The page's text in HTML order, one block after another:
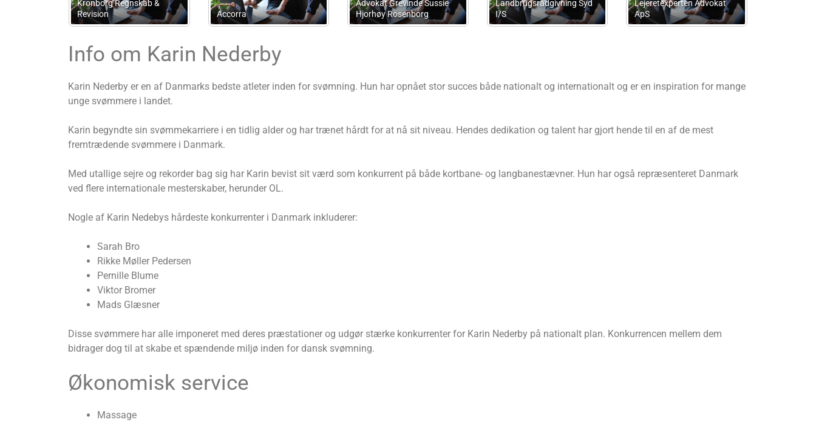
Landbrugsrådgivning Syd
I/S
Lejeretexperten Advokat
ApS
Re-Control v/Janne J.
Pedersen
Accounting v/Kat Izbicki Advokat Claus Bennetsen
Info om Karin Nederby
Karin Nederby er en af Danmarks bedste atleter inden for svømning. Hun har opnået stor succes både nationalt og internationalt og er en inspiration for mange
unge svømmere i landet.
Karin begyndte sin svømmekarriere i en tidlig alder og har trænet hårdt for at nå sit niveau. Hendes dedikation og talent har gjort hende til en af de mest
fremtrædende svømmere i Danmark.
Med utallige sejre og rekorder bag sig har Karin bevist sit værd som konkurrent på både kortbane- og langbanestævner. Hun har også repræsenteret Danmark
ved flere internationale mesterskaber, herunder OL.
Nogle af Karin Nedebys hårdeste konkurrenter i Danmark inkluderer:
Sarah Bro
Rikke Møller Pedersen
Pernille Blume
Viktor Bromer
Mads Glæsner
Disse svømmere har alle imponeret med deres præstationer og udgør stærke konkurrenter for Karin Nederby på nationalt plan. Konkurrencen mellem dem
bidrager dog til at skabe et spændende miljø inden for dansk svømning.
Økonomisk service
Massage